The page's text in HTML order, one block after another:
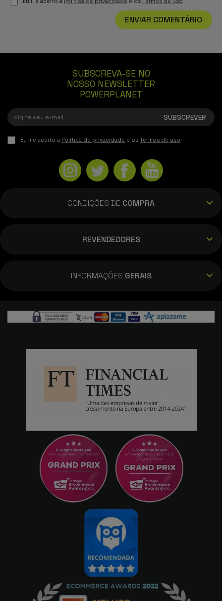
ENVIAR COMENTÁRIO
SUBSCREVA-SE NO
NOSSO NEWSLETTER
POWERPLANET
Eu li e aceito a Política de privacidade e os Termos de uso
CONDIÇÕES DE COMPRA
REVENDEDORES
INFORMAÇÕES GERAIS